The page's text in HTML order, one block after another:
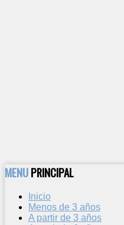
MENUPRINCIPAL
Inicio
Menos de 3 años
A partir de 3 años